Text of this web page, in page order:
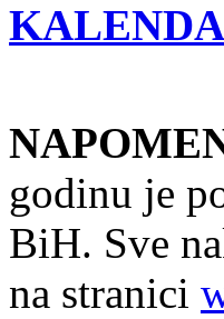
godinu je
BiH. Sve
na stranici